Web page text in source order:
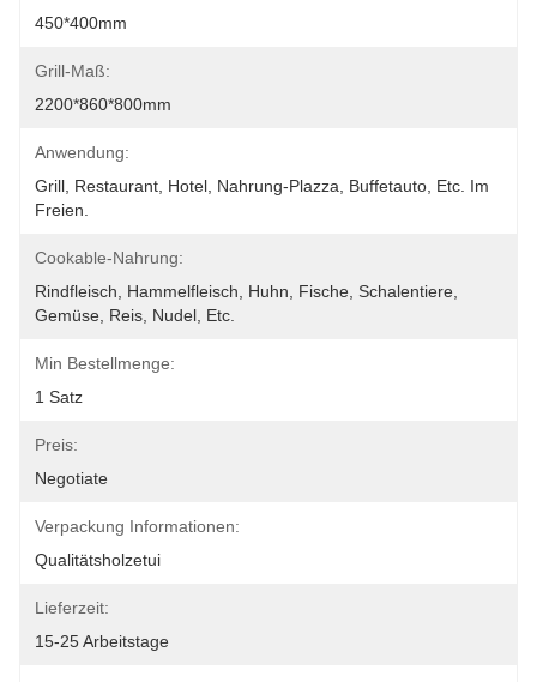
450*400mm
Grill-Maß:
2200*860*800mm
Anwendung:
Grill, Restaurant, Hotel, Nahrung-Plazza, Buffetauto, Etc. Im
Freien.
Cookable-Nahrung:
Rindfleisch, Hammelfleisch, Huhn, Fische, Schalentiere,
Gemüse, Reis, Nudel, Etc.
Min Bestellmenge:
1 Satz
Preis:
Negotiate
Verpackung Informationen:
Qualitätsholzetui
Lieferzeit:
15-25 Arbeitstage